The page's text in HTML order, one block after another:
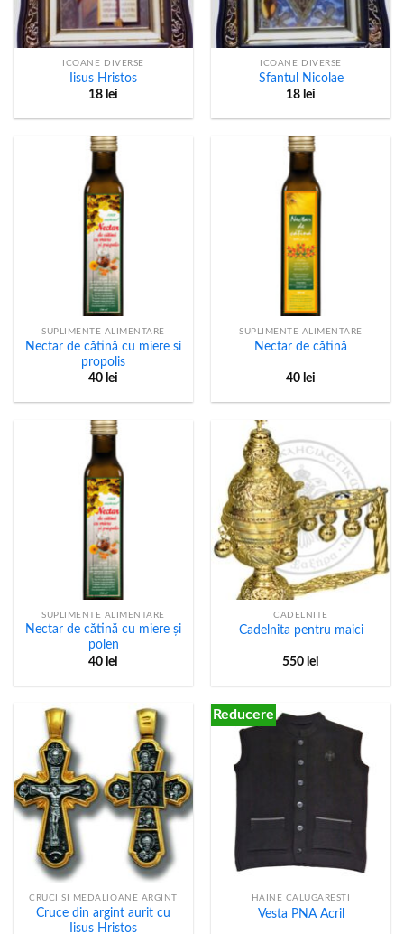
ICOANE DIVERSE
Iisus Hristos
18 lei
ICOANE DIVERSE
Sfantul Nicolae
18 lei
SUPLIMENTE ALIMENTARE
Nectar de cătină cu miere si
propolis
40 lei
SUPLIMENTE ALIMENTARE
Nectar de cătină
40 lei
SUPLIMENTE ALIMENTARE
Nectar de cătină cu miere şi
polen
40 lei
CADELNITE
Cadelnita pentru maici
550 lei
CRUCI SI MEDALIOANE ARGINT
Cruce din argint aurit cu
Iisus Hristos
Reducere
HAINE CALUGARESTI
Vesta PNA Acril